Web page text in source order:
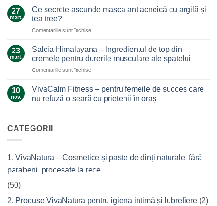
de
nu
lasă
la…
galben-
ne
durerile
27
mart.
Ce secrete ascunde masca antiacneică cu argilă și
tea tree?
Comentariile sunt închisepentru
secrete
ascunde
masca
antiacneică
argilă
23
mart.
Salcia Himalayana – Ingredientul de top din
cremele pentru durerile musculare ale spatelui
Comentariile sunt închisepentru
Himalayana
Ingredientul
musculare
ale
10
nov.
VivaCalm Fitness – pentru femeile de succes care
nu refuză o seară cu prietenii în oraș
VivaCalm
Fitness
de
care
seară
cu
CATEGORII
1. VivaNatura – Cosmetice și paste de dinți naturale, fără
parabeni, procesate la rece
(50)
2. Produse VivaNatura pentru igiena intimă și lubrefiere (2)